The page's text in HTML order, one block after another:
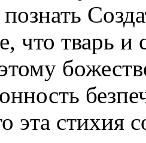
что тварь и
эта стихия